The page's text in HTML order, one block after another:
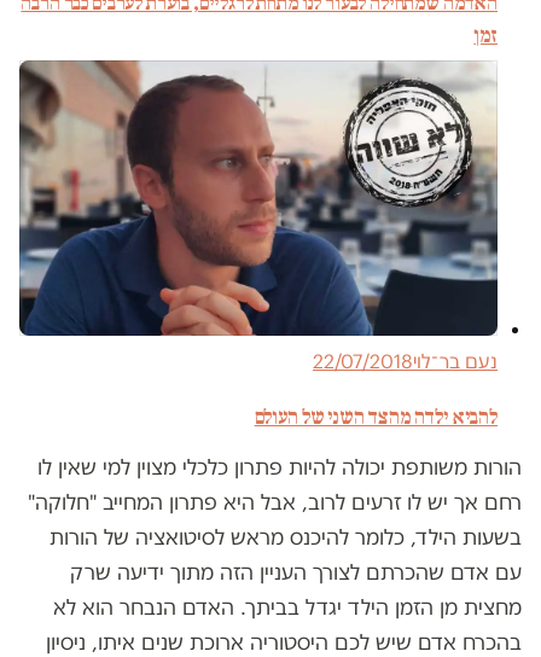
זמן
נעם בר־לוי22/07/2018
להביא ילדה מהצד השני של העולם
הורות משותפת יכולה להיות פתרון כלכלי מצוין למי שאין לו
רחם אך יש לו זרעים לרוב, אבל היא פתרון המחייב "חלוקה"
בשעות הילד, כלומר להיכנס מראש לסיטואציה של הורות
עם אדם שהכרתם לצורך העניין הזה מתוך ידיעה שרק
מחצית מן הזמן הילד יגדל בביתך. האדם הנבחר הוא לא
בהכרח אדם שיש לכם היסטוריה ארוכת שנים איתו, ניסיון